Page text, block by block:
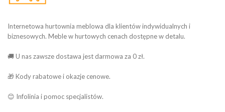
Internetowa hurtownia meblowa dla klientów indywidualnych i
biznesowych. Meble w hurtowych cenach dostępne w detalu.
🚚 U nas zawsze dostawa jest darmowa za 0 zł.
🎁 Kody rabatowe i okazje cenowe.
😊 Infolinia i pomoc specjalistów.